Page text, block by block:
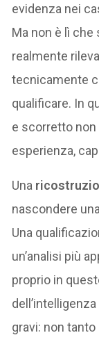
evidenza nei
Ma non è lì
realmente
tecnicamente
qualificare. In
e scorretto
esperienza,
Una
nascondere
Una
un’analisi più
proprio in
gravi: non